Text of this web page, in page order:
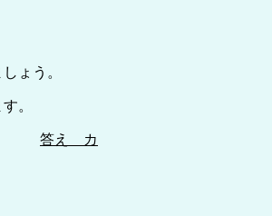
ょう。
。
答え カ